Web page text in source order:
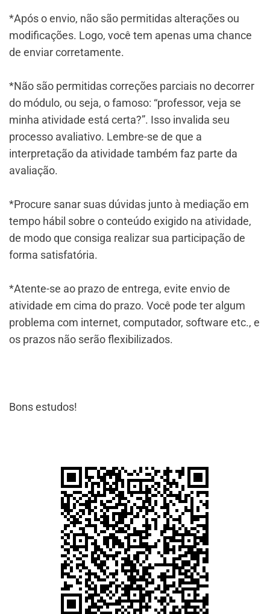
*Após o envio, não são permitidas alterações ou
modificações. Logo, você tem apenas uma chance
de enviar corretamente.
*Não são permitidas correções parciais no decorrer
do módulo, ou seja, o famoso: “professor, veja se
minha atividade está certa?”. Isso invalida seu
processo avaliativo. Lembre-se de que a
interpretação da atividade também faz parte da
avaliação.
*Procure sanar suas dúvidas junto à mediação em
tempo hábil sobre o conteúdo exigido na atividade,
de modo que consiga realizar sua participação de
forma satisfatória.
*Atente-se ao prazo de entrega, evite envio de
atividade em cima do prazo. Você pode ter algum
problema com internet, computador, software etc., e
os prazos não serão flexibilizados.
Bons estudos!